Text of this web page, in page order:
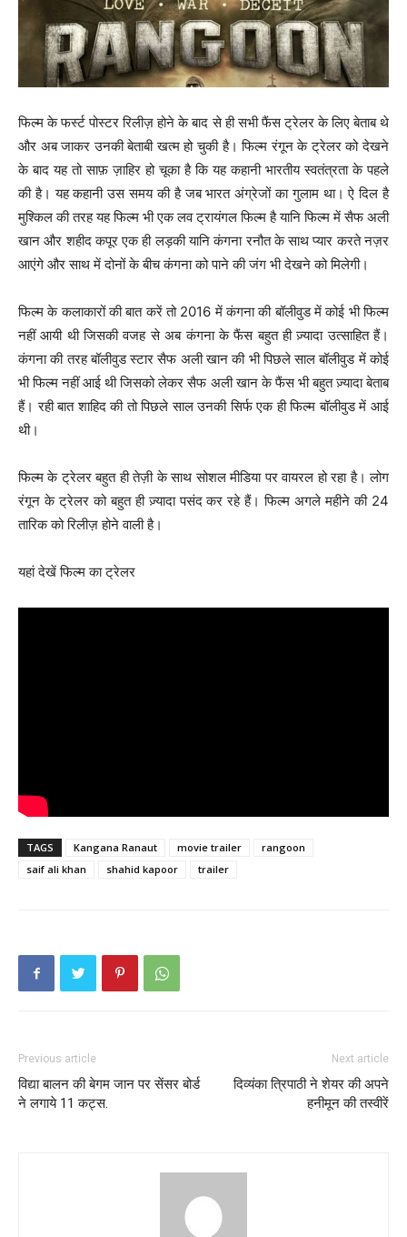
फिल्म के फर्स्ट पोस्टर रिलीज़ होने के बाद से ही सभी फैंस ट्रेलर के लिए बेताब थे
और अब जाकर उनकी बेताबी खत्म हो चुकी है। फिल्म रंगून के ट्रेलर को देखने
के बाद यह तो साफ़ ज़ाहिर हो चूका है कि यह कहानी भारतीय स्वतंत्रता के पहले
की है। यह कहानी उस समय की है जब भारत अंग्रेजों का गुलाम था। ऐ दिल है
मुश्किल की तरह यह फिल्म भी एक लव ट्रायंगल फिल्म है यानि फिल्म में सैफ अली
खान और शहीद कपूर एक ही लड़की यानि कंगना रनौत के साथ प्यार करते नज़र
आएंगे और साथ में दोनों के बीच कंगना को पाने की जंग भी देखने को मिलेगी।
फिल्म के कलाकारों की बात करें तो 2016 में कंगना की बॉलीवुड में कोई भी फिल्म
नहीं आयी थी जिसकी वजह से अब कंगना के फैंस बहुत ही ज़्यादा उत्साहित हैं।
कंगना की तरह बॉलीवुड स्टार सैफ अली खान की भी पिछले साल बॉलीवुड में कोई
भी फिल्म नहीं आई थी जिसको लेकर सैफ अली खान के फैंस भी बहुत ज़्यादा बेताब
हैं। रही बात शाहिद की तो पिछले साल उनकी सिर्फ एक ही फिल्म बॉलीवुड में आई
थी।
फिल्म के ट्रेलर बहुत ही तेज़ी के साथ सोशल मीडिया पर वायरल हो रहा है। लोग
रंगून के ट्रेलर को बहुत ही ज़्यादा पसंद कर रहे हैं। फिल्म अगले महीने की 24
तारिक को रिलीज़ होने वाली है।
यहां देखें फिल्म का ट्रेलर
TAGS Kangana Ranaut movie trailer
rangoon
saif ali khan
shahid kapoor trailer
Previous article
विद्या बालन की बेगम जान पर सेंसर बोर्ड
ने लगाये 11 कट्स.
Next article
दिव्यंका त्रिपाठी ने शेयर की अपने
हनीमून की तस्वीरें